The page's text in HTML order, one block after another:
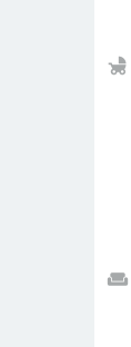
child_friendly
weekend